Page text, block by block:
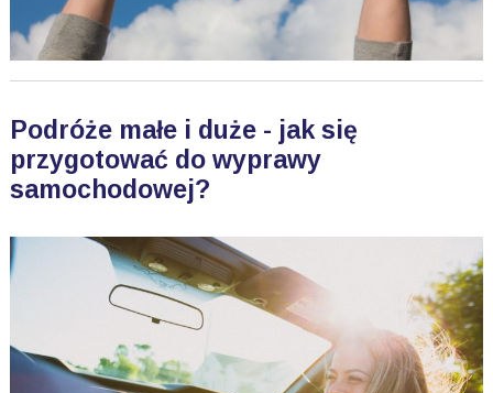
Podróże małe i duże - jak się
przygotować do wyprawy
samochodowej?